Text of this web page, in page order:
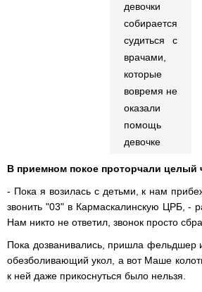
девочки
собирается
судиться с
врачами,
которые
вовремя не
оказали
помощь
девочке
В приемном покое проторчали целый
- Пока я возилась с детьми, к нам
звонить "03" в Кармаскалинскую ЦРБ, -
Нам никто не ответил, звонок просто
Пока дозванивались, пришла фельдшер
обезболивающий укол, а вот Маше
к ней даже прикоснуться было нельзя.